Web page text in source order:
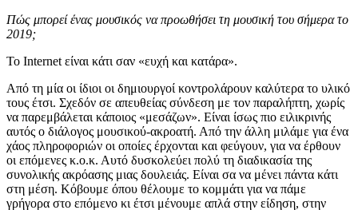
Πώς μπορεί ένας μουσικός να προωθήσει τη μουσική του σήμερα το
2019;
Το Internet είναι κάτι σαν «ευχή και κατάρα».
Από τη μία οι ίδιοι οι δημιουργοί κοντρολάρουν καλύτερα το υλικό
τους έτσι. Σχεδόν σε απευθείας σύνδεση με τον παραλήπτη, χωρίς
να παρεμβάλεται κάποιος «μεσάζων». Είναι ίσως πιο ειλικρινής
αυτός ο διάλογος μουσικού-ακροατή. Από την άλλη μιλάμε για ένα
χάος πληροφοριών οι οποίες έρχονται και φεύγουν, για να έρθουν
οι επόμενες κ.ο.κ. Αυτό δυσκολεύει πολύ τη διαδικασία της
συνολικής ακρόασης μιας δουλειάς. Είναι σα να μένει πάντα κάτι
στη μέση. Κόβουμε όπου θέλουμε το κομμάτι για να πάμε
γρήγορα στο επόμενο κι έτσι μένουμε απλά στην είδηση, στην